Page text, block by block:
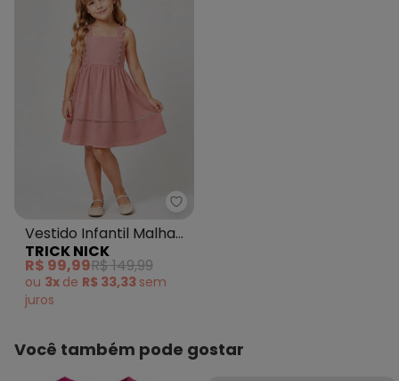
Trick Nick - Vestido Infantil
Vestido Infantil Malha
Anarruga Rosa
TRICK NICK
R$ 99,99R$ 149,99
ou 3x de R$ 33,33 sem
juros
Você também pode gostar